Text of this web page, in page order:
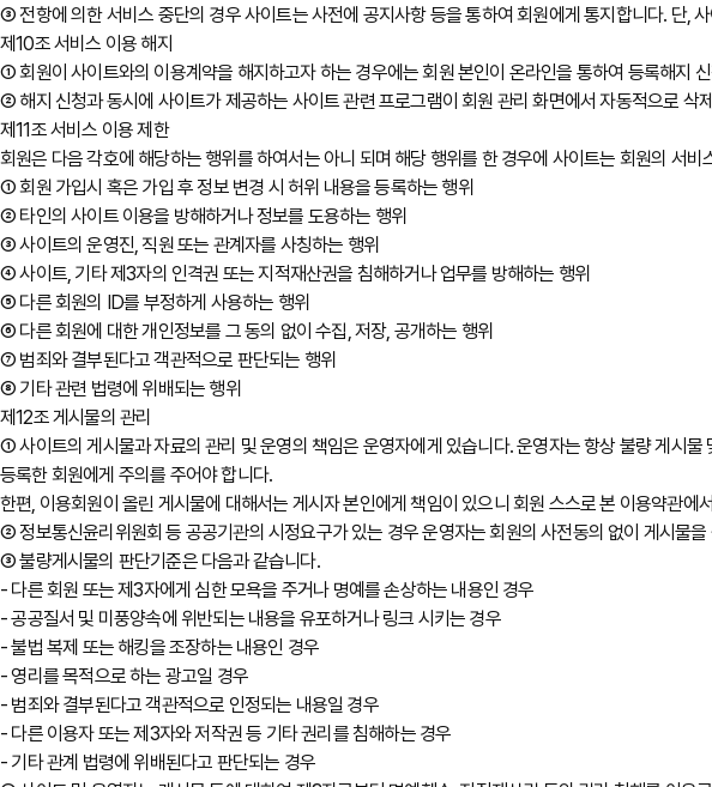
③ 전항에 의한 서비스 중단의 경우 사이트는 사전에 공지사항 등을 통하여 회원에게 통지합니다. 단,
제10조 서비스 이용 해지
① 회원이 사이트와의 이용계약을 해지하고자 하는 경우에는 회원 본인이 온라인을 통하여 등록해지
② 해지 신청과 동시에 사이트가 제공하는 사이트 관련 프로그램이 회원 관리 화면에서 자동적으로 삭
제11조 서비스 이용 제한
회원은 다음 각호에 해당하는 행위를 하여서는 아니 되며 해당 행위를 한 경우에 사이트는 회원의 서
① 회원 가입시 혹은 가입 후 정보 변경 시 허위 내용을 등록하는 행위
② 타인의 사이트 이용을 방해하거나 정보를 도용하는 행위
③ 사이트의 운영진, 직원 또는 관계자를 사칭하는 행위
④ 사이트, 기타 제3자의 인격권 또는 지적재산권을 침해하거나 업무를 방해하는 행위
⑤ 다른 회원의 ID를 부정하게 사용하는 행위
⑥ 다른 회원에 대한 개인정보를 그 동의 없이 수집, 저장, 공개하는 행위
⑦ 범죄와 결부된다고 객관적으로 판단되는 행위
⑧ 기타 관련 법령에 위배되는 행위
제12조 게시물의 관리
① 사이트의 게시물과 자료의 관리 및 운영의 책임은 운영자에게 있습니다. 운영자는 항상 불량 게시
등록한 회원에게 주의를 주어야 합니다.
한편, 이용회원이 올린 게시물에 대해서는 게시자 본인에게 책임이 있으니 회원 스스로 본 이용약관에
② 정보통신윤리위원회 등 공공기관의 시정요구가 있는 경우 운영자는 회원의 사전동의 없이 게시물
③ 불량게시물의 판단기준은 다음과 같습니다.
- 다른 회원 또는 제3자에게 심한 모욕을 주거나 명예를 손상하는 내용인 경우
- 공공질서 및 미풍양속에 위반되는 내용을 유포하거나 링크 시키는 경우
- 불법 복제 또는 해킹을 조장하는 내용인 경우
- 영리를 목적으로 하는 광고일 경우
- 범죄와 결부된다고 객관적으로 인정되는 내용일 경우
- 다른 이용자 또는 제3자와 저작권 등 기타 권리를 침해하는 경우
- 기타 관계 법령에 위배된다고 판단되는 경우